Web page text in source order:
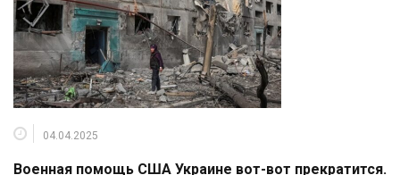
04.04.2025
Военная помощь США Украине вот-вот прекратится.